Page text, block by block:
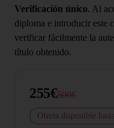
Verificación único. Al
diploma e introducir este
verificar fácilmente la
título obtenido.
255€500€
Oferta disponible